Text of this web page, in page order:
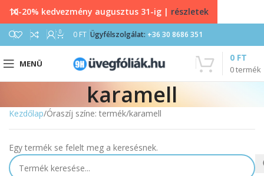
0 0 FT Ügyfélszolgálat: +36 30 8686 351
MENÜ
0termék
0 FT
karamell
Kezdőlap Óraszíj színe: termék karamell
Egy termék se felelt meg a keresésnek.
10-20% kedvezmény augusztus 31-ig | részletek